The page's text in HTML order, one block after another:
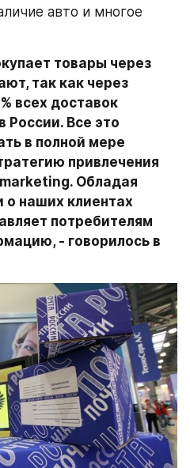
авто и многое
товары через
так как через
всех доставок
России. Все это
в полной мере
привлечения
Обладая
наших клиентах
потребителям
- говорилось в